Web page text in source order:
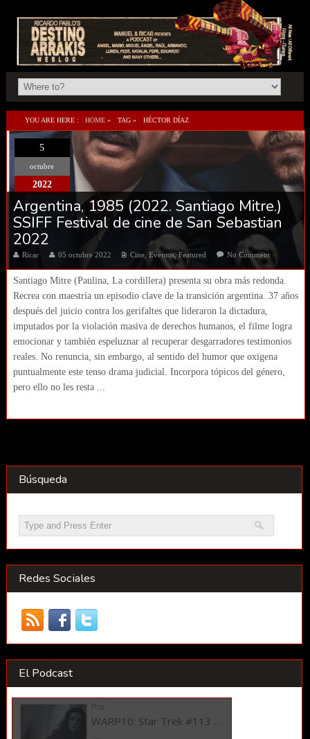
YOU ARE HERE : HOME » TAG » HÉCTOR DÍAZ
5
octubre
2022
Argentina, 1985 (2022. Santiago Mitre.)
SSIFF Festival de cine de San Sebastian
2022
Ricar 05 octubre 2022 Cine, Eventos,Featured No Comment
Santiago Mitre (Paulina, La cordillera) presenta su obra más redonda.
Recrea con maestría un episodio clave de la transición argentina. 37 años
después del juicio contra los gerifaltes que lideraron la dictadura,
imputados por la violación masiva de derechos humanos, el filme logra
emocionar y también espeluznar al recuperar desgarradores testimonios
reales. No renuncia, sin embargo, al sentido del humor que oxigena
puntualmente este tenso drama judicial. Incorpora tópicos del género,
pero ello no les resta ...
Búsqueda
Redes Sociales
El Podcast